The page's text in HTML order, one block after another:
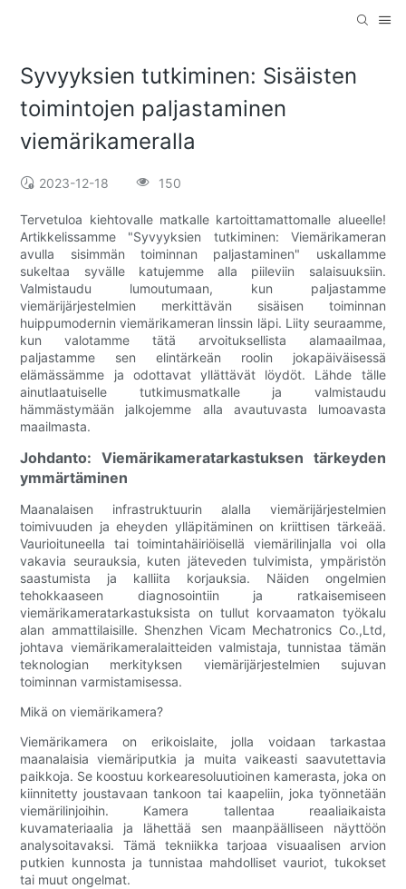
Syvyyksien tutkiminen: Sisäisten
toimintojen paljastaminen
viemärikameralla
2023-12-18 150
Tervetuloa kiehtovalle matkalle kartoittamattomalle alueelle!
Artikkelissamme "Syvyyksien tutkiminen: Viemärikameran
avulla sisimmän toiminnan paljastaminen" uskallamme
sukeltaa syvälle katujemme alla piileviin salaisuuksiin.
Valmistaudu lumoutumaan, kun paljastamme
viemärijärjestelmien merkittävän sisäisen toiminnan
huippumodernin viemärikameran linssin läpi. Liity seuraamme,
kun valotamme tätä arvoituksellista alamaailmaa,
paljastamme sen elintärkeän roolin jokapäiväisessä
elämässämme ja odottavat yllättävät löydöt. Lähde tälle
ainutlaatuiselle tutkimusmatkalle ja valmistaudu
hämmästymään jalkojemme alla avautuvasta lumoavasta
maailmasta.
Johdanto: Viemärikameratarkastuksen tärkeyden
ymmärtäminen
Maanalaisen infrastruktuurin alalla viemärijärjestelmien
toimivuuden ja eheyden ylläpitäminen on kriittisen tärkeää.
Vaurioituneella tai toimintahäiriöisellä viemärilinjalla voi olla
vakavia seurauksia, kuten jäteveden tulvimista, ympäristön
saastumista ja kalliita korjauksia. Näiden ongelmien
tehokkaaseen diagnosointiin ja ratkaisemiseen
viemärikameratarkastuksista on tullut korvaamaton työkalu
alan ammattilaisille. Shenzhen Vicam Mechatronics Co.,Ltd,
johtava viemärikameralaitteiden valmistaja, tunnistaa tämän
teknologian merkityksen viemärijärjestelmien sujuvan
toiminnan varmistamisessa.
Mikä on viemärikamera?
Viemärikamera on erikoislaite, jolla voidaan tarkastaa
maanalaisia viemäriputkia ja muita vaikeasti saavutettavia
paikkoja. Se koostuu korkearesoluutioinen kamerasta, joka on
kiinnitetty joustavaan tankoon tai kaapeliin, joka työnnetään
viemärilinjoihin. Kamera tallentaa reaaliaikaista
kuvamateriaalia ja lähettää sen maanpäälliseen näyttöön
analysoitavaksi. Tämä tekniikka tarjoaa visuaalisen arvion
putkien kunnosta ja tunnistaa mahdolliset vauriot, tukokset
tai muut ongelmat.